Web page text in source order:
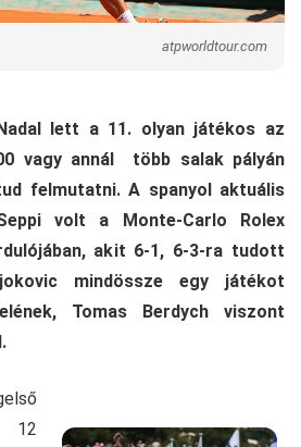
atpworldtour.com
lett a 11. olyan játékos az
vagy annál több salak pályán
felmutatni. A spanyol aktuális
volt a Monte-Carlo Rolex
akit 6-1, 6-3-ra tudott
mindössze egy játékot
Tomas Berdych viszont
12